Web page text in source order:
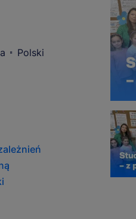
Polski